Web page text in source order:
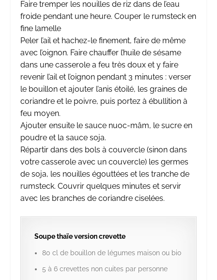
Faire tremper les nouilles de riz dans de l’eau
froide pendant une heure. Couper le rumsteck en
fine lamelle
Peler l’ail et hachez-le finement, faire de même
avec l’oignon. Faire chauffer l’huile de sésame
dans une casserole a feu très doux et y faire
revenir l’ail et l’oignon pendant 3 minutes : verser
le bouillon et ajouter l’anis étoilé, les graines de
coriandre et le poivre, puis portez à ébullition à
feu moyen.
Ajouter ensuite le sauce nuoc-mâm, le sucre en
poudre et la sauce soja.
Répartir dans des bols à couvercle (sinon dans
votre casserole avec un couvercle) les germes
de soja, les nouilles égouttées et les tranche de
rumsteck. Couvrir quelques minutes et servir
avec les branches de coriandre ciselées.
Soupe thaïe version crevette
80 cl de bouillon de légumes maison ou bio
5 à 6 crevettes non cuites par personne